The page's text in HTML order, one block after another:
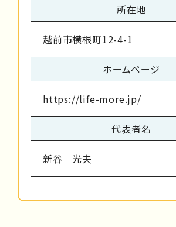
所在地
越前市横根町12-4-1
ホームページ
https://life-more.jp/
代表者名
新谷 光夫